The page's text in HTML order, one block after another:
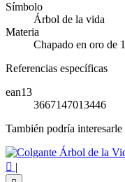
Símbolo
Árbol de la vida
Materia
Chapado en oro de
Referencias específicas
ean13
3667147013446
También podría interesarle
 |